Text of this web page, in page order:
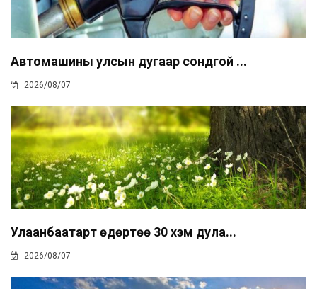
Автомашины улсын дугаар сондгой ...
2026/08/07
Улаанбаатарт өдөртөө 30 хэм дула...
2026/08/07